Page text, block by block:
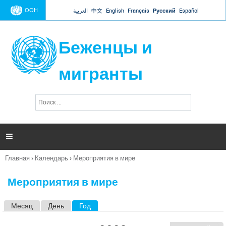
Jump to navigation
ООН العربية 中文 English Français Русский Español
Беженцы и
мигранты
п
и

Вы
Главная › Календарь › Мероприятия в мире
Мероприятия в мире
Месяц День Год